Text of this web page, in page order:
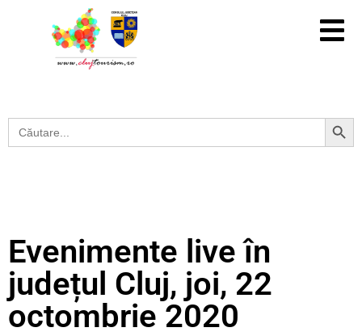
Search
for:
Search Button
Evenimente live în
județul Cluj, joi, 22
octombrie 2020